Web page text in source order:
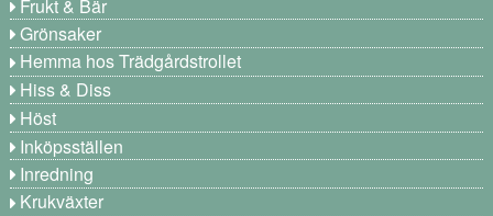
Frukt & Bär
Grönsaker
Hemma hos Trädgårdstrollet
Hiss & Diss
Höst
Inköpsställen
Inredning
Krukväxter